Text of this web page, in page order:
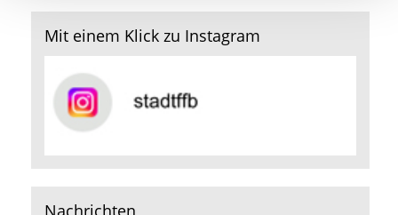
Mit einem Klick zu Instagram
Nachrichten